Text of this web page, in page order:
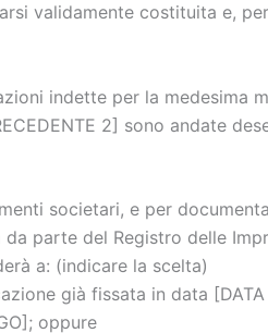
validamente costituita e,
indette per la medesima
2] sono andate
societari, e per
parte del Registro delle
a: (indicare la scelta)
già fissata in data [DATA
oppure